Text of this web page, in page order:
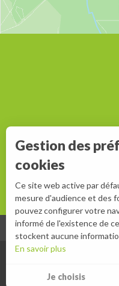
Gestion des
cookies
Ce site web active par
mesure d'audience et des
pouvez configurer votre
informé de l'existence de
stockent aucune
En savoir plus
Je choisis